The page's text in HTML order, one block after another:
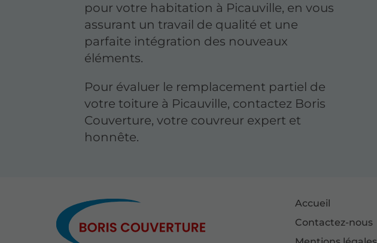
pour votre habitation à Picauville, en vous
assurant un travail de qualité et une
parfaite intégration des nouveaux
éléments.
Pour évaluer le remplacement partiel de
votre toiture à Picauville, contactez Boris
Couverture, votre couvreur expert et
honnête.
Accueil
Contactez-nous